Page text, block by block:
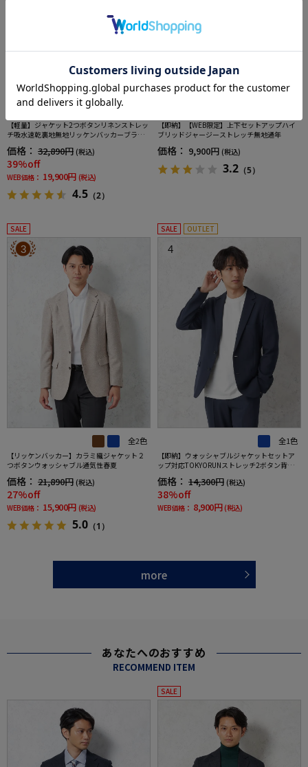
【軽量】ジャケット2つボタンリネンストレッ
チ吸水速乾裏地無地リッケンバッカーブラッ
ク春夏
価格： 32,890円 (税込)
39%off
WEB価格： 19,900円 (税込)
4.5 （2）
【即納】【WEB限定】上下セットアップハイ
ブリッドジャージーストレッチ無地通年
価格： 9,900円 (税込)
3.2 （5）
SALE
3
全2色
【リッケンバッカー】カラミ織ジャケット２
つボタンウォッシャブル通気性春夏
価格： 21,890円 (税込)
27%off
WEB価格： 15,900円 (税込)
5.0 （1）
SALE OUTLET
4
全1色
【即納】ウォッシャブルジャケットセットア
ップ対応TOKYORUNストレッチ2ボタン背抜き
仕様ブレスエフェクト生地春夏
価格： 14,300円 (税込)
38%off
WEB価格： 8,900円 (税込)
more
あなたへのおすすめ
RECOMMEND ITEM
SALE